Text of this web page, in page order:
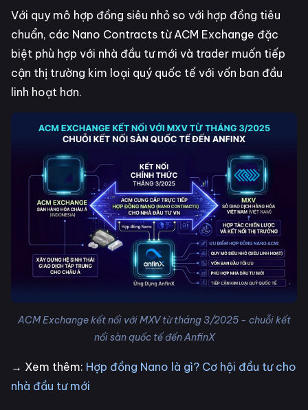
Với quy mô hợp đồng siêu nhỏ so với hợp đồng tiêu
chuẩn, các Nano Contracts từ ACM Exchange đặc
biệt phù hợp với nhà đầu tư mới và trader muốn tiếp
cận thị trường kim loại quý quốc tế với vốn ban đầu
linh hoạt hơn.
ACM Exchange kết nối với MXV từ tháng 3/2025 - chuỗi kết
nối sàn quốc tế đến AnfinX
→ Xem thêm: Hợp đồng Nano là gì? Cơ hội đầu tư cho
nhà đầu tư mới